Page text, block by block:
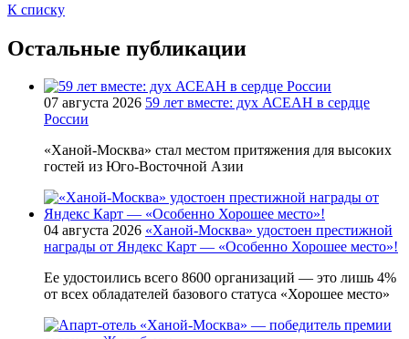
К списку
Остальные публикации
07 августа 2026 59 лет вместе: дух АСЕАН в сердце
России
«Ханой-Москва» стал местом притяжения для высоких
гостей из Юго-Восточной Азии
04 августа 2026 «Ханой-Москва» удостоен престижной
награды от Яндекс Карт — «Особенно Хорошее место»!
Ее удостоились всего 8600 организаций — это лишь 4%
от всех обладателей базового статуса «Хорошее место»